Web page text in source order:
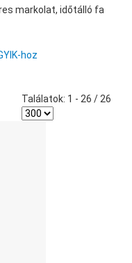
markolat, időtálló fa
hoz
Találatok: 1 - 26 / 26